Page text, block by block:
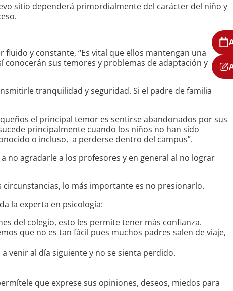
sitio dependerá primordialmente del carácter del niño y
y constante, “Es vital que ellos mantengan una
conocerán sus temores y problemas de adaptación y
tranquilidad y seguridad. Si el padre de familia
el principal temor es sentirse abandonados por sus
principalmente cuando los niños no han sido
o incluso, a perderse dentro del campus”.
no agradarle a los profesores y en general al no lograr
lo más importante es no presionarlo.
la experta en psicología:
del colegio, esto les permite tener más confianza.
que no es tan fácil pues muchos padres salen de viaje,
venir al día siguiente y no se sienta perdido.
que exprese sus opiniones, deseos, miedos para